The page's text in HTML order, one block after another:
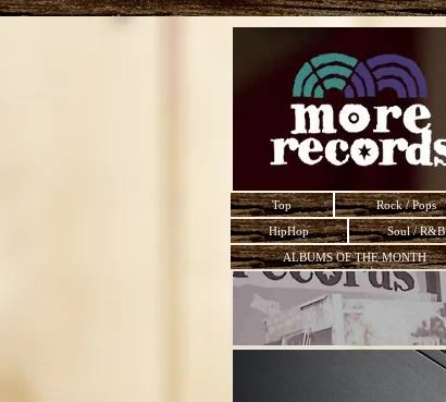
Top Rock / Pops
HipHop
Soul / R&B
ALBUMS OF THE MONTH